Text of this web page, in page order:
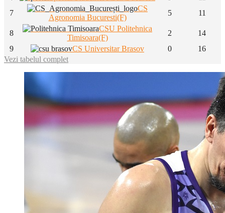
7
CS
Agronomia Bucuresti(F)
5 11
8
CSU Politehnica
Timisoara(F)
2
14
9
CS Universitar Brasov 0
16
Vezi tabelul complet